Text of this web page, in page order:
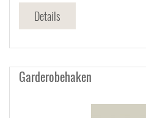
Details
Garderobehaken